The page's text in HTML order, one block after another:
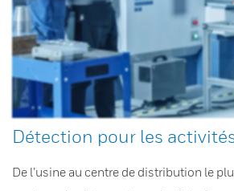
Détection pour les
De l’usine au centre de distribution le